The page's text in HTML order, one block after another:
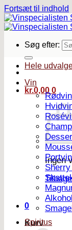
Fortsæt til indhold
Søg efter:
kr.0,00 0
Ingen
0
Kurv
Hele
Vin
Rødvin
Portvin
Spiritus